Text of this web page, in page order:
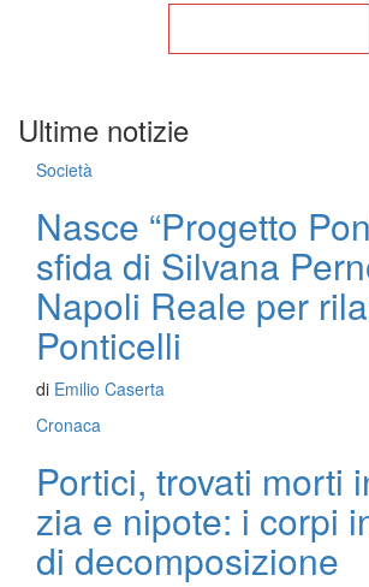
Ultime notizie
Società
Nasce “Progetto
sfida di Silvana
Napoli Reale per
Ponticelli
di Emilio Caserta
Cronaca
Portici, trovati morti
zia e nipote: i corpi
di decomposizione